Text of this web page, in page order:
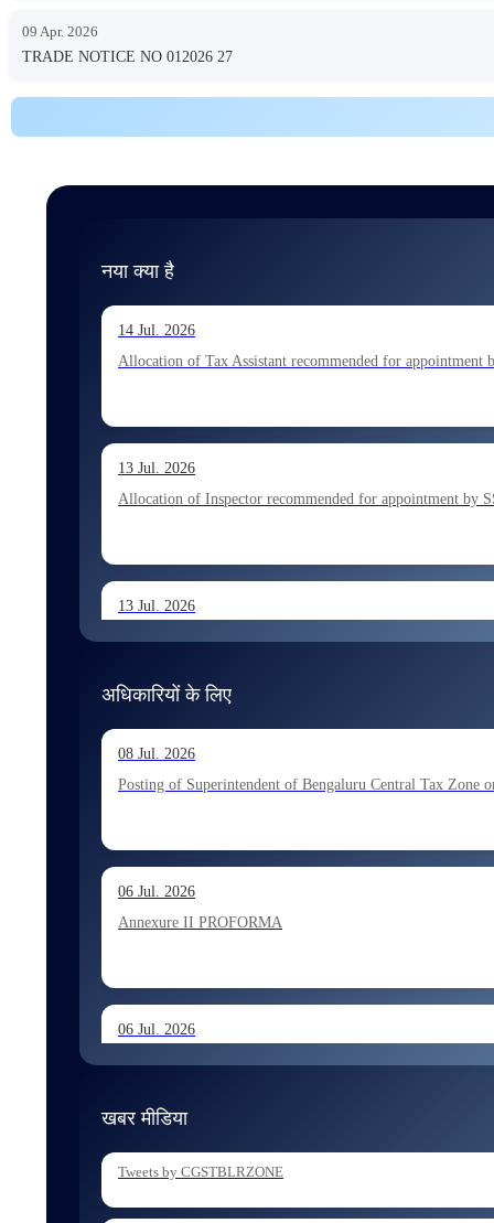
09 Apr. 2026
TRADE NOTICE NO 012026 27
नया क्या है
14 Jul. 2026
Allocation of Tax Assistant recommended for appointment
13 Jul. 2026
Allocation of Inspector recommended for appointment by
13 Jul. 2026
13 Jul. 2026
Allocation of Executive Assistant recommended for
10 Jul. 2026
Allocation of Tax Assistant recommended for appointment
अधिकारियों के लिए
08 Jul. 2026
Posting of Superintendent of Bengaluru Central Tax Zone
06 Jul. 2026
Annexure II PROFORMA
06 Jul. 2026
06 Jul. 2026
खबर मीडिया
Tweets by CGSTBLRZONE